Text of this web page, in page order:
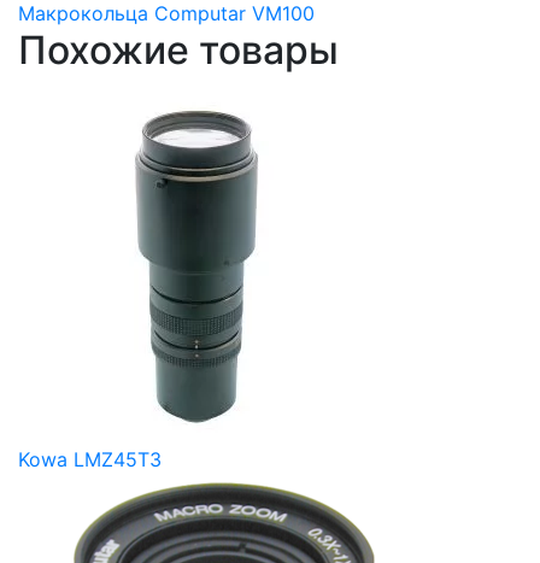
Макрокольца Computar VM100
Похожие товары
Kowa LMZ45T3